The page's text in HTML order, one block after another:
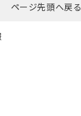
ページ先頭へ戻る